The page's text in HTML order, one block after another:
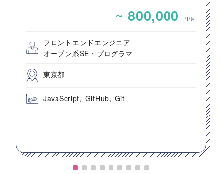
~ 800,000 円/月
フロントエンドエンジニア
オープン系SE・プログラマ
東京都
JavaScript GitHub Git